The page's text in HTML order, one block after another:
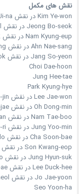
نقش های مکمل
Kim Ye-won در نقش Ahn Ji-na
Jeong Bo-seok در نقش Yoon Hyun-il
Nam Kyung-eup در نقش Yoon Hyun-mok
Ahn Nae-sang در نقش Ko Hee-dong
Jang So-yeon در نقش Kang Eun-sook
Choi Dae-hoon
Jung Hee-tae
Park Kyung-hye
Lee Jae-won در نقش Nam Woo-jin
Oh Dong-min در نقش Moon Seung-jae
Nam Tae-boo در نقش Lee Mi-ran
Jung Yoo-min در نقش Bae Yoo-ri
Cha Soon-bae در نقش Lee Joong-do
Son Kwang-eop در نقش Son Jae-myung
Jung Hyun-suk در نقش Head Department Yoo
Lee Duck-hee در نقش Oh Jeong-ae
Jo Jae-yoon در نقش Hwang Jin-cheol
Seo Yoon-ha